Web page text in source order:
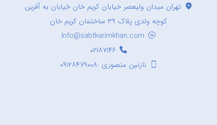
تهران میدان ولیعصر خیابان کریم خان خیابان به آفرین
کوچه ولدی پلاک ۳۹ ساختمان کریم خان
Info@sabtkarimkhan.com
۰۲۱۸۷۱۴۶
نازنین منصوری :۰۹۱۲۸۴۷۹۰۰۸